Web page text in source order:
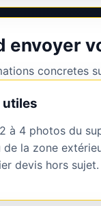
envoyer
concretes
utiles
à 4 photos du
de la zone
devis hors sujet.